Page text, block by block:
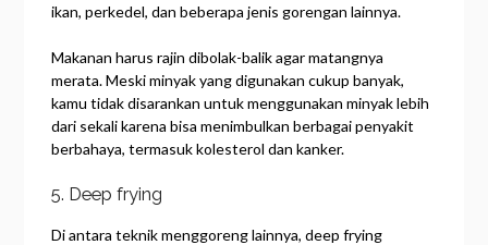
ikan, perkedel, dan beberapa jenis gorengan lainnya.
Makanan harus rajin dibolak-balik agar matangnya
merata. Meski minyak yang digunakan cukup banyak,
kamu tidak disarankan untuk menggunakan minyak lebih
dari sekali karena bisa menimbulkan berbagai penyakit
berbahaya, termasuk kolesterol dan kanker.
5. Deep frying
Di antara teknik menggoreng lainnya, deep frying